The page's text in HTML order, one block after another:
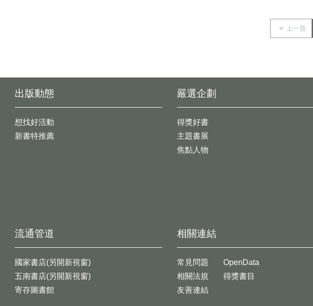
上一頁
出版動態
想找好活動
新書特推薦
嚴選企劃
得獎好書
主題書展
焦點人物
流通管道
國家書店(另開新視窗)
五南書店(另開新視窗)
寄存圖書館
相關連結
常見問題
相關法規
友善連結
OpenData
得獎書目